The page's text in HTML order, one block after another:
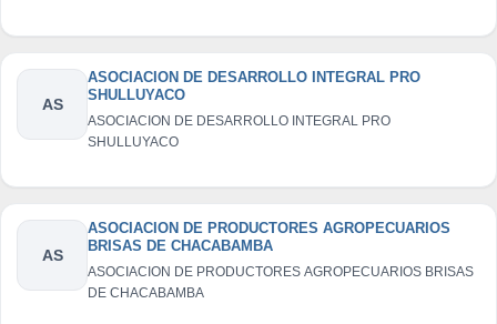
AS
ASOCIACION DE DESARROLLO INTEGRAL PRO
SHULLUYACO
ASOCIACION DE DESARROLLO INTEGRAL PRO
SHULLUYACO
AS
ASOCIACION DE PRODUCTORES AGROPECUARIOS
BRISAS DE CHACABAMBA
ASOCIACION DE PRODUCTORES AGROPECUARIOS BRISAS
DE CHACABAMBA